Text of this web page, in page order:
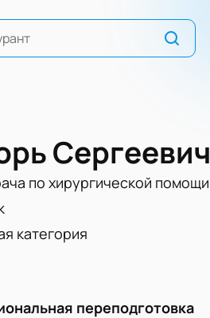
Сергеевич
по хирургической помощи
категория
переподготовка